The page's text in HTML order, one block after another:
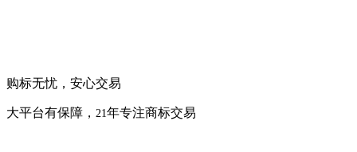
购标无忧，安心交易
大平台有保障， 21 年专注商标交易